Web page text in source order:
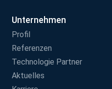
Unternehmen
Profil
Referenzen
Technologie Partner
Aktuelles